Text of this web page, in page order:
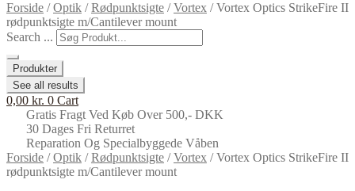
Forside /Optik /Rødpunktsigte /Vortex /Vortex Optics StrikeFire II
rødpunktsigte m/Cantilever mount
Search ...
Produkter
See all results
0,00 kr. 0 Cart
Gratis Fragt Ved Køb Over 500,- DKK
30 Dages Fri Returret
Reparation Og Specialbyggede Våben
Forside /Optik /Rødpunktsigte /Vortex /Vortex Optics StrikeFire II
rødpunktsigte m/Cantilever mount